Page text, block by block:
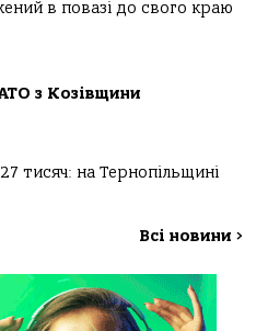
в повазі до свого краю
з Козівщини
тисяч: на Тернопільщині
Всі новини >